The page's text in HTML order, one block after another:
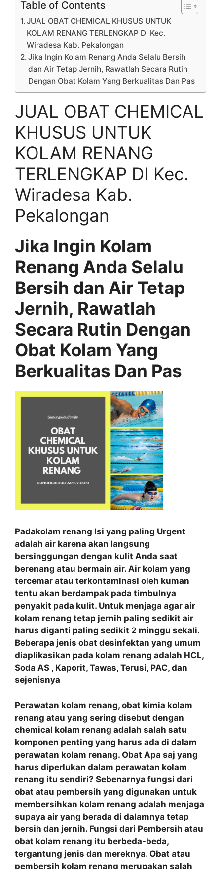
Table of Contents
JUAL OBAT CHEMICAL KHUSUS UNTUK
KOLAM RENANG TERLENGKAP DI Kec.
Wiradesa Kab. Pekalongan
Jika Ingin Kolam Renang Anda Selalu Bersih
dan Air Tetap Jernih, Rawatlah Secara Rutin
Dengan Obat Kolam Yang Berkualitas Dan Pas
JUAL OBAT CHEMICAL
KHUSUS UNTUK
KOLAM RENANG
TERLENGKAP DI Kec.
Wiradesa Kab.
Pekalongan
Jika Ingin Kolam
Renang Anda Selalu
Bersih dan Air Tetap
Jernih, Rawatlah
Secara Rutin Dengan
Obat Kolam Yang
Berkualitas Dan Pas
Padakolam renang Isi yang paling Urgent
adalah air karena akan langsung
bersinggungan dengan kulit Anda saat
berenang atau bermain air. Air kolam yang
tercemar atau terkontaminasi oleh kuman
tentu akan berdampak pada timbulnya
penyakit pada kulit. Untuk menjaga agar air
kolam renang tetap jernih paling sedikit air
harus diganti paling sedikit 2 minggu sekali.
Beberapa jenis obat desinfektan yang umum
diaplikasikan pada kolam renang adalah HCL,
Soda AS , Kaporit, Tawas, Terusi, PAC, dan
sejenisnya
Perawatan kolam renang, obat kimia kolam
renang atau yang sering disebut dengan
chemical kolam renang adalah salah satu
komponen penting yang harus ada di dalam
perawatan kolam renang. Obat Apa saj yang
harus diperlukan dalam perawatan kolam
renang itu sendiri? Sebenarnya fungsi dari
obat atau pembersih yang digunakan untuk
membersihkan kolam renang adalah menjaga
supaya air yang berada di dalamnya tetap
bersih dan jernih. Fungsi dari Pembersih atau
obat kolam renang itu berbeda-beda,
tergantung jenis dan mereknya. Obat atau
pembersih kolam renang merupakan salah